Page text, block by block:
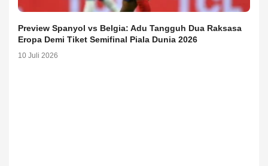
Preview Spanyol vs Belgia: Adu Tangguh Dua Raksasa
Eropa Demi Tiket Semifinal Piala Dunia 2026
10 Juli 2026